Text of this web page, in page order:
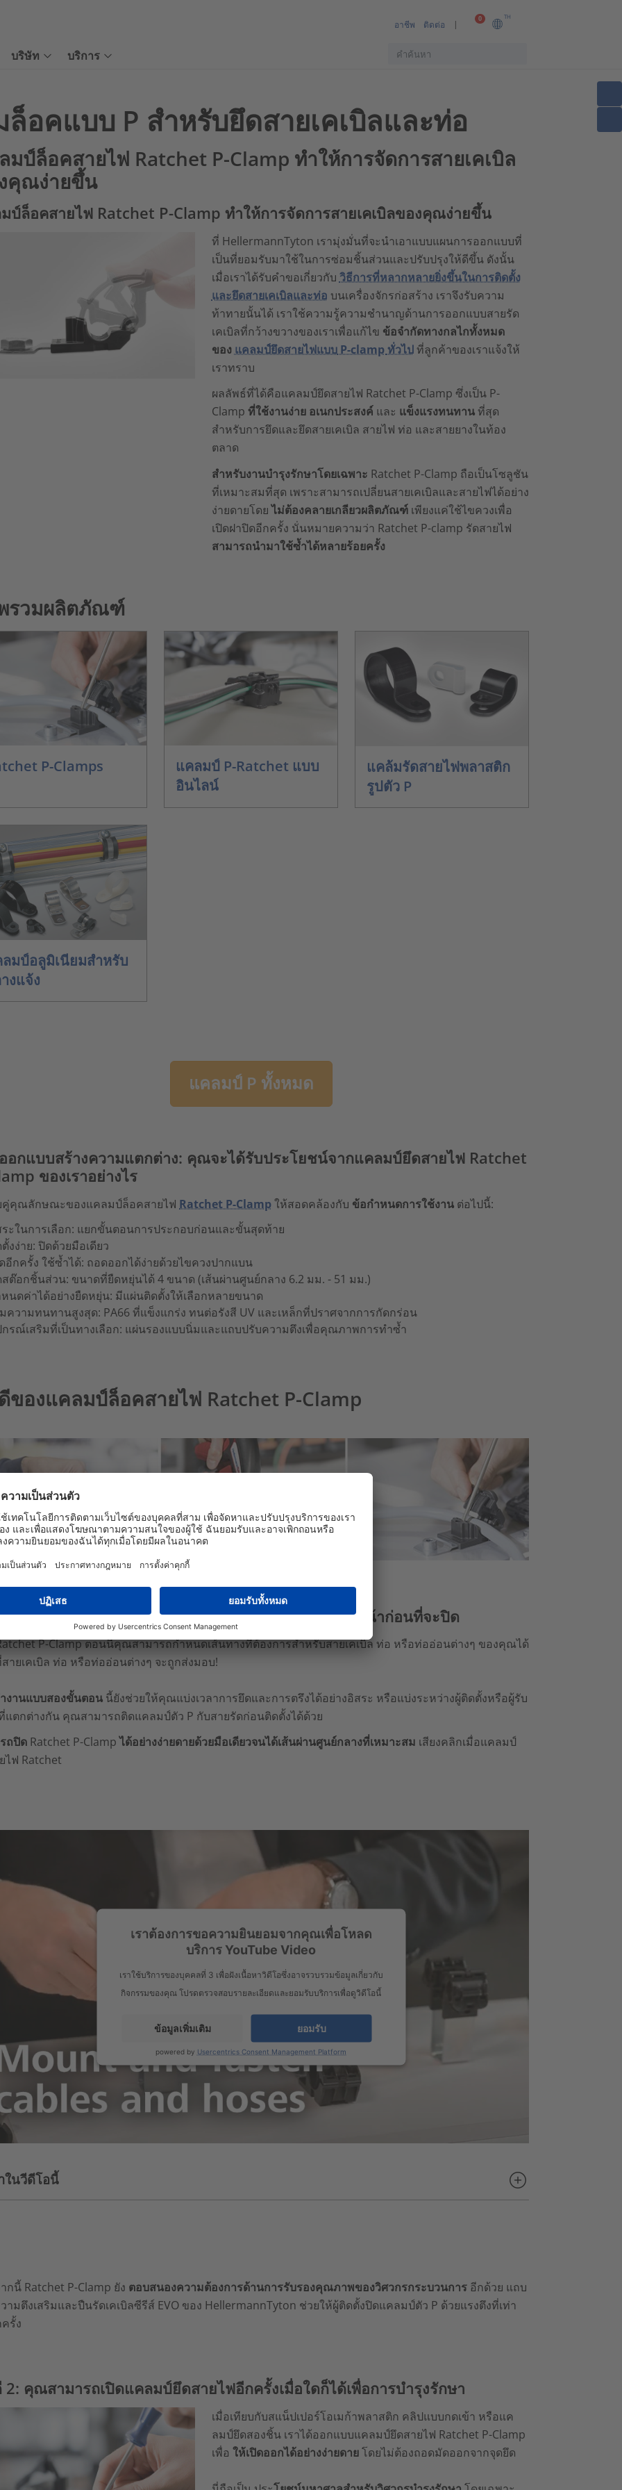
0 TH
อาชีพ ติดต่อ
บริษัท บริการ
อคแบบ P สำหรับยึดสายเคเบิลและท่อ
มป์ล็อคสายไฟ Ratchet P-Clamp ทำให้การจัดการสายเคเบิล
คุณง่ายขึ้น
ป์ล็อคสายไฟ Ratchet P-Clamp ทำให้การจัดการสายเคเบิลของคุณง่ายขึ้น
ที่ HellermannTyton เรามุ่งมั่นที่จะนำเอาแบบแผนการออกแบบที่
เป็นที่ยอมรับมาใช้ในการซ่อมชิ้นส่วนและปรับปรุงให้ดีขึ้น ดังนั้น
เมื่อเราได้รับคำขอเกี่ยวกับ วิธีการที่หลากหลายยิ่งขึ้นในการติดตั้ง
และยึดสายเคเบิลและท่อ บนเครื่องจักรก่อสร้าง เราจึงรับความ
ท้าทายนั้นได้ เราใช้ความรู้ความชำนาญด้านการออกแบบสายรัด
เคเบิลที่กว้างขวางของเราเพื่อแก้ไข ข้อจำกัดทางกลไกทั้งหมด
ของ แคลมป์ยึดสายไฟแบบP-clampทั่วไปที่ลูกค้าของเราแจ้งให้
เราทราบ
ผลลัพธ์ที่ได้คือแคลมป์ยึดสายไฟ Ratchet P-Clamp ซึ่งเป็น P-
Clamp ที่ใช้งานง่าย อเนกประสงค์และ แข็งแรงทนทานที่สุด
สำหรับการยึดและยึดสายเคเบิล สายไฟ ท่อ และสายยางในท้อง
ตลาด
สำหรับงานบำรุงรักษาโดยเฉพาะ Ratchet P-Clamp ถือเป็นโซลูชัน
ที่เหมาะสมที่สุด เพราะสามารถเปลี่ยนสายเคเบิลและสายไฟได้อย่าง
ง่ายดายโดยไม่ต้องคลายเกลียวผลิตภัณฑ์เพียงแค่ใช้ไขควงเพื่อ
เปิดฝาปิดอีกครั้ง นั่นหมายความว่า Ratchet P-clamp รัดสายไฟ
สามารถนำมาใช้ซ้ำได้หลายร้อยครั้ง
รวมผลิตภัณฑ์
P-Clamps
แคลมป์ P-Ratchet แบบ
อินไลน์
แคล้มรัดสายไฟพลาสติก
รูปตัว P
มป์อลูมิเนียมสำหรับ
งแจ้ง
แคลมป์ P ทั้งหมด
อกแบบสร้างความแตกต่าง: คุณจะได้รับประโยชน์จากแคลมป์ยึดสายไฟ Ratchet
ของเราอย่างไร
คู่คุณลักษณะของแคลมป์ล็อคสายไฟ Ratchet P-Clampให้สอดคล้องกับ ข้อกำหนดการใช้งาน ต่อไปนี้:
ะในการเลือก: แยกขั้นตอนการประกอบก่อนและขั้นสุดท้าย
งง่าย: ปิดด้วยมือเดียว
อีกครั้ง ใช้ซ้ำได้: ถอดออกได้ง่ายด้วยไขควงปากแบน
ต๊อกชิ้นส่วน: ขนาดที่ยืดหยุ่นได้ 4 ขนาด (เส้นผ่านศูนย์กลาง 6.2 มม. - 51 มม.)
นดค่าได้อย่างยืดหยุ่น: มีแผ่นติดตั้งให้เลือกหลายขนาด
ความทนทานสูงสุด: PA66 ที่แข็งแกร่ง ทนต่อรังสี UV และเหล็กที่ปราศจากการกัดกร่อน
รณ์เสริมที่เป็นทางเลือก: แผ่นรองแบบนิ่มและแถบปรับความตึงเพื่อคุณภาพการทำซ้ำ
ของแคลมป์ล็อคสายไฟ Ratchet P-Clamp
1: คุณสามารถติดตั้งแคลมป์รัดสายไฟ P-clamp ไว้ล่วงหน้าก่อนที่จะปิด
P-Clamp ตอนนี้คุณสามารถกำหนดเส้นทางที่ต้องการสำหรับสายเคเบิล ท่อ หรือท่ออ่อนต่างๆ ของคุณได้
ายเคเบิล ท่อ หรือท่ออ่อนต่างๆ จะถูกส่งมอบ!
งานแบบสองขั้นตอน นี้ยังช่วยให้คุณแบ่งเวลาการยึดและการตรึงได้อย่างอิสระ หรือแบ่งระหว่างผู้ติดตั้งหรือผู้รับ
แตกต่างกัน คุณสามารถติดแคลมป์ตัว P กับสายรัดก่อนติดตั้งได้ด้วย
ถปิด Ratchet P-Clampได้อย่างง่ายดายด้วยมือเดียวจนได้เส้นผ่านศูนย์กลางที่เหมาะสม เสียงคลิกเมื่อแคลมป์
ไฟ Ratchet
เราต้องการขอความยินยอมจากคุณเพื่อโหลด
บริการ YouTube Video
เราใช้บริการของบุคคลที่ 3 เพื่อฝังเนื้อหาวิดีโอซึ่งอาจรวบรวมข้อมูลเกี่ยวกับ
กิจกรรมของคุณ โปรดตรวจสอบรายละเอียดและยอมรับบริการเพื่อดูวิดีโอนี้
ข้อมูลเพิ่มเติม ยอมรับ
powered by Usercentrics Consent Management Platform
ในวีดีโอนี้
กนี้ Ratchet P-Clamp ยัง ตอบสนองความต้องการด้านการรับรองคุณภาพของวิศวกรกระบวนการ อีกด้วย แถบ
ามตึงเสริมและปืนรัดเคเบิลซีรีส์ EVO ของ HellermannTyton ช่วยให้ผู้ติดตั้งปิดแคลมป์ตัว P ด้วยแรงตึงที่เท่า
รั้ง
คุณสามารถเปิดแคลมป์ยึดสายไฟอีกครั้งเมื่อใดก็ได้เพื่อการบำรุงรักษา
เมื่อเทียบกับสแน็ปเปอร์โอเมก้าพลาสติก คลิปแบบกดเข้า หรือแค
ลมป์ยึดสองชิ้น เราได้ออกแบบแคลมป์ยึดสายไฟ Ratchet P-Clamp
เพื่อ ให้เปิดออกได้อย่างง่ายดายโดยไม่ต้องถอดมัดออกจากจุดยึด